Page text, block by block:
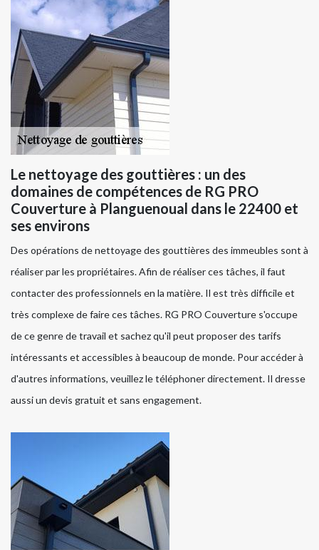
Le nettoyage des gouttières : un des
domaines de compétences de RG PRO
Couverture à Planguenoual dans le 22400 et
ses environs
Des opérations de nettoyage des gouttières des immeubles sont à
réaliser par les propriétaires. Afin de réaliser ces tâches, il faut
contacter des professionnels en la matière. Il est très difficile et
très complexe de faire ces tâches. RG PRO Couverture s'occupe
de ce genre de travail et sachez qu'il peut proposer des tarifs
intéressants et accessibles à beaucoup de monde. Pour accéder à
d'autres informations, veuillez le téléphoner directement. Il dresse
aussi un devis gratuit et sans engagement.